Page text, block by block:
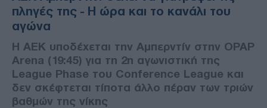
πληγές της - Η ώρα και το κανάλι του
αγώνα
Η ΑΕΚ υποδέχεται την Αμπερντίν στην OPAP
Arena (19:45) για τη 2η αγωνιστική της
League Phase του Conference League και
δεν σκέφτεται τίποτα άλλο πέραν των τριών
βαθμών της νίκης